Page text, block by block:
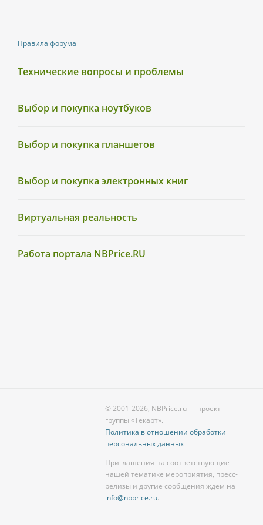
Правила форума
Технические вопросы и проблемы
Выбор и покупка ноутбуков
Выбор и покупка планшетов
Выбор и покупка электронных книг
Виртуальная реальность
Работа портала NBPrice.RU
© 2001-2026, NBPrice.ru — проект
группы «Текарт».
Политика в отношении обработки
персональных данных
Приглашения на соответствующие
нашей тематике мероприятия, пресс-
релизы и другие сообщения ждём на
info@nbprice.ru.